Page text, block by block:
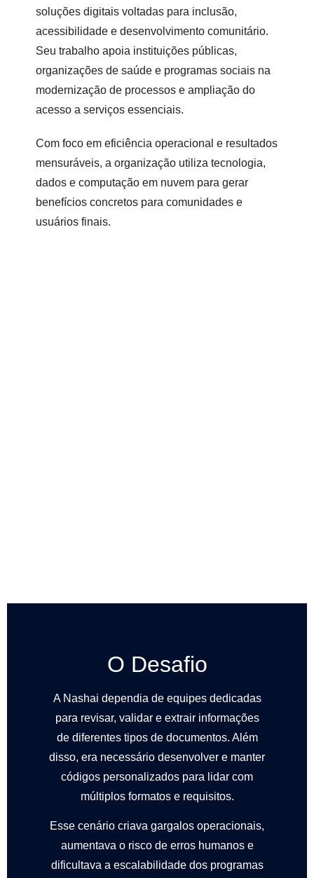
soluções digitais voltadas para inclusão,
acessibilidade e desenvolvimento comunitário.
Seu trabalho apoia instituições públicas,
organizações de saúde e programas sociais na
modernização de processos e ampliação do
acesso a serviços essenciais.
Com foco em eficiência operacional e resultados
mensuráveis, a organização utiliza tecnologia,
dados e computação em nuvem para gerar
benefícios concretos para comunidades e
usuários finais.
O Desafio
A Nashai dependia de equipes dedicadas
para revisar, validar e extrair informações
de diferentes tipos de documentos. Além
disso, era necessário desenvolver e manter
códigos personalizados para lidar com
múltiplos formatos e requisitos.
Esse cenário criava gargalos operacionais,
aumentava o risco de erros humanos e
dificultava a escalabilidade dos programas